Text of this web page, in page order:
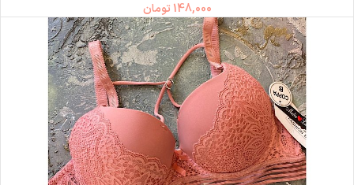
148,000 تومان